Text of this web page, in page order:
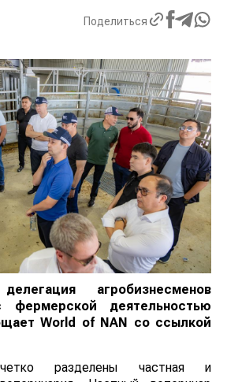
Поделиться
агробизнесменов
фермерской деятельностью
World of NAN со ссылкой
разделены частная и